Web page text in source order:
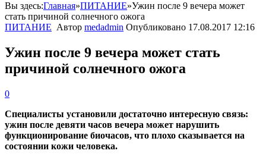
Вы здесь:Главная»ПИТАНИЕ»Ужин после 9 вечера может
стать причиной солнечного ожога‍
ПИТАНИЕ Автор medadmin Опубликовано 17.08.2017 12:16
Ужин после 9 вечера может стать
причиной солнечного ожога‍
0
Специалисты установили достаточно интересную связь:
ужин после девяти часов вечера может нарушить
функционирование биочасов, что плохо сказывается на
состоянии кожи человека.